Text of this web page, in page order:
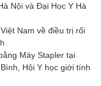
Nội và Đại Học Y Hà
Nam về điều trị rối
Máy Stapler tại
Hội Y học giới tính